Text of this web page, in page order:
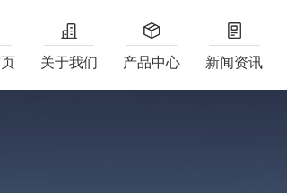
关于我们 产品中心 新闻资讯